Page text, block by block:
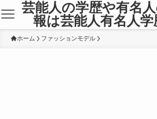
芸能人の学歴や有名
報は芸能人有名人
ホーム ファッションモデル